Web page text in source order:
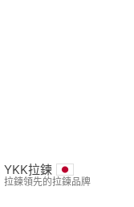
YKK拉鍊
拉鍊領先的拉鍊品牌